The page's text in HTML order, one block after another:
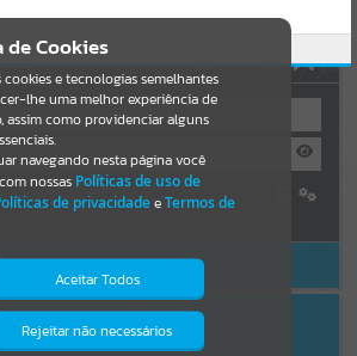
Por favor, aguarde...
Por favor, aguarde...
Por favor, aguarde...
ACESSAR SEM LOGIN
de Cookies
e tecnologias semelhantes
lhe uma melhor experiência de
assim como providenciar alguns
navegando nesta página você
nossas Políticas de uso de
de privacidadeeTermos de
Aceitar Todos
Rejeitar não necessários
que diversos recursos